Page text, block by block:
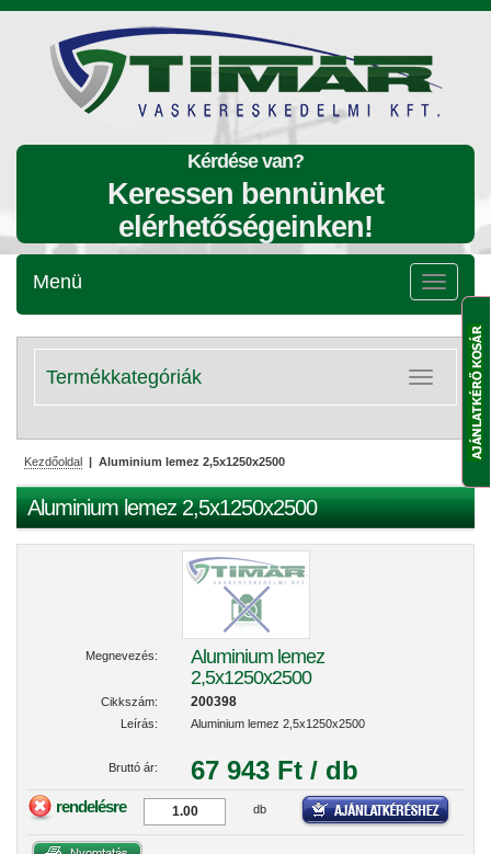
Kérdése van?
Keressen bennünket
elérhetőségeinken!
Menü
Menü
Kategóriák
lenyitása
Termékkategóriák
Kezdőoldal | Aluminium lemez 2,5x1250x2500
Aluminium lemez 2,5x1250x2500
Megnevezés:
Aluminium lemez
2,5x1250x2500
Cikkszám: 200398
Leírás: Aluminium lemez 2,5x1250x2500
Bruttó ár: 67 943 Ft / db
rendelésre db